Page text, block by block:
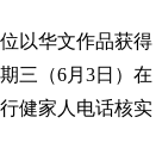
以华文作品获得
三（6月3日）在
健家人电话核实